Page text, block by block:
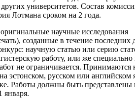
университетов. Состав
Лотмана сроком на 2 года.
научные исследования
созданные в течение последних
научную статью или серию
работу, или же специально
не ограничивается. Принимаются
эстонском, русском или английском
Работы должны быть представлены
января.